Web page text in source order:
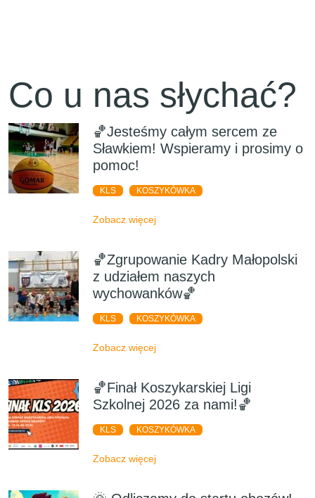
Co u nas słychać?
🏀Jesteśmy całym sercem ze
Sławkiem! Wspieramy i prosimy o
pomoc!
KLS KOSZYKÓWKA
Zobacz więcej
🏀Zgrupowanie Kadry Małopolski
z udziałem naszych
wychowanków🏀
KLS KOSZYKÓWKA
Zobacz więcej
🏀Finał Koszykarskiej Ligi
Szkolnej 2026 za nami!🏀
KLS KOSZYKÓWKA
Zobacz więcej